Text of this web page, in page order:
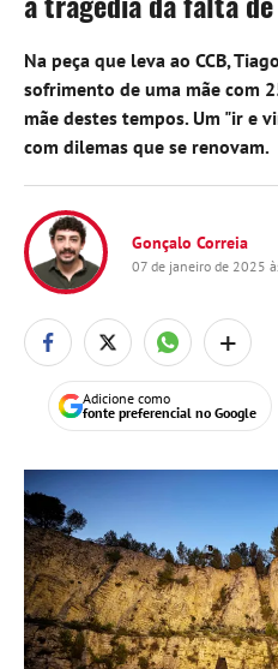
Na peça que leva ao CCB,
sofrimento de uma mãe com
mãe destes tempos. Um "ir e
com dilemas que se renovam.
Gonçalo Correia
07 de janeiro de 2025
+
Adicione como
fonte preferencial no Google